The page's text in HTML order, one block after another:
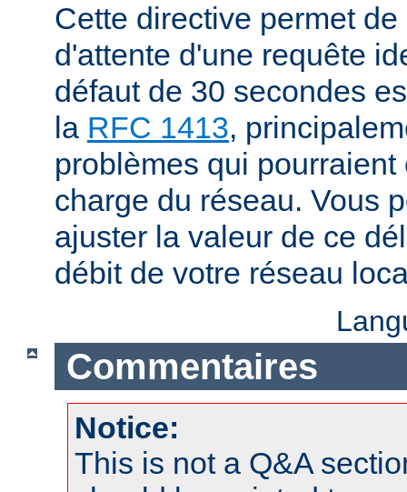
Cette directive permet
d'attente d'une requête
défaut de 30 secondes
la RFC 1413,
problèmes qui
charge du réseau. Vous
ajuster la valeur de ce
débit de votre réseau
Commentaires
Notice:
This is not a Q&A